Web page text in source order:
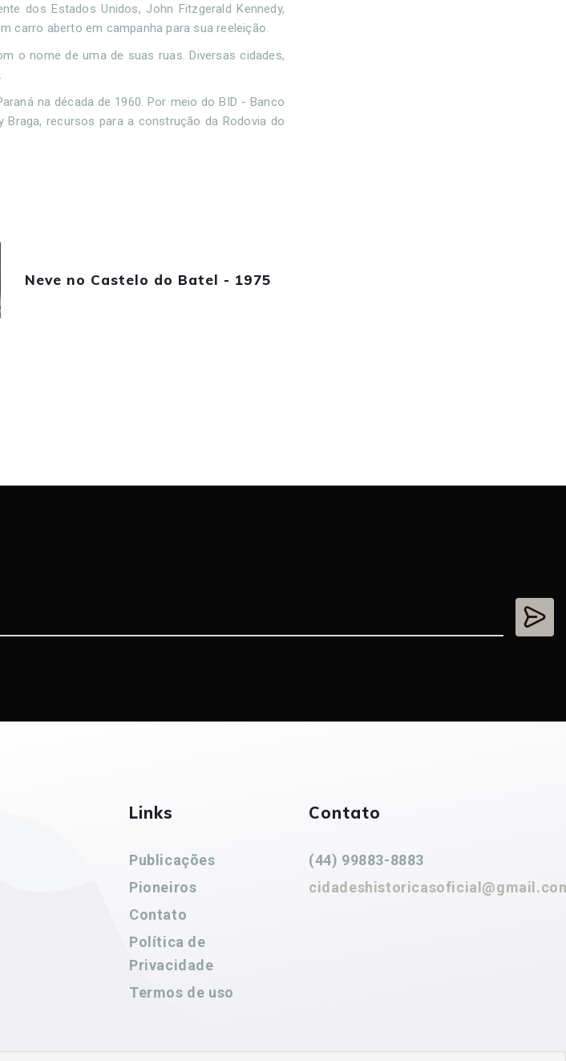
dos Estados Unidos, John Fitzgerald Kennedy,
carro aberto em campanha para sua reeleição.
o nome de uma de suas ruas. Diversas cidades,
na década de 1960. Por meio do BID - Banco
Braga, recursos para a construção da Rodovia do
Neve no Castelo do Batel - 1975
Links
Publicações
Pioneiros
Contato
Política de
Privacidade
Termos de uso
Contato
(44) 99883-8883